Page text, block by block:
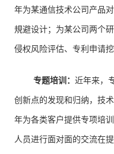
年为某通信技术公司产品
規避设计；为某公司两个
侵权风险评估、专利申请
专题培训： 近年来，
创新点的发现和归纳，技
年为各类客户提供专项培
人员进行面对面的交流在